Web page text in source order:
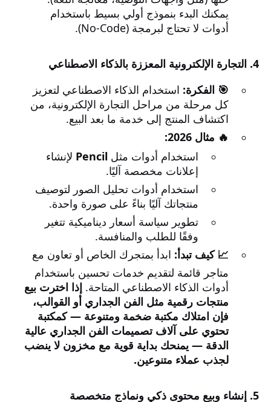
يمكنك البدء بنموذج أولي بسيط باستخدام
أدوات لا تحتاج لبرمجة (No-Code).
4. التجارة الإلكترونية المعززة بالذكاء الاصطناعي
🎯 الفكرة: استخدام الذكاء الاصطناعي لتعزيز
كل مرحلة من مراحل التجارة الإلكترونية، من
اكتشاف المنتج إلى خدمة ما بعد البيع.
🔥 مثال 2026:
استخدام أدوات مثل Pencil لإنشاء
إعلانات مخصصة آليًا.
استخدام أدوات تحليل الصور لتوصيف
منتجاتك آليًا بناءً على صورة واحدة.
تطوير سياسة أسعار ديناميكية تتغير
وفقًا للطلب والمنافسة.
📈 كيف تبدأ: ابدأ بمتجرك الخاص أو تعاون مع
متاجر قائمة لتقديم خدمات تحسين باستخدام
أدوات الذكاء الاصطناعي المتاحة. إذا اخترت بيع
منتجات رقمية مثل الفن الجداري أو القوالب،
فإن امتلاك مكتبة ضخمة ومتنوعة — كمكتبة
تحتوي على آلاف تصميمات الفن الجداري عالية
الدقة — يمنحك بداية قوية مع مخزون لا ينضب
لجذب عملاء متنوعين.
5. إنشاء وبيع محتوى ذكي ونماذج متخصصة